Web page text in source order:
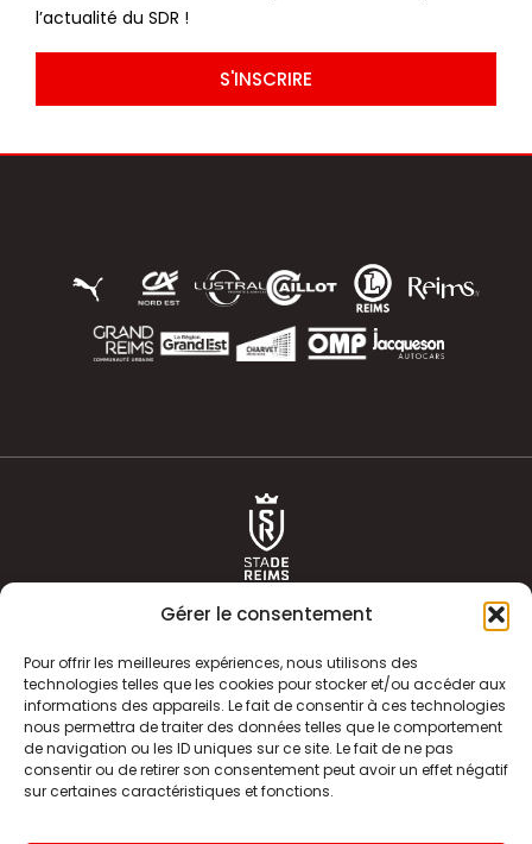
Gérer le consentement
Pour offrir les meilleures expériences, nous utilisons des
technologies telles que les cookies pour stocker et/ou accéder aux
informations des appareils. Le fait de consentir à ces technologies
nous permettra de traiter des données telles que le comportement
de navigation ou les ID uniques sur ce site. Le fait de ne pas
consentir ou de retirer son consentement peut avoir un effet négatif
sur certaines caractéristiques et fonctions.
l’actualité du SDR !
S'INSCRIRE
ACTUALITÉS
CLUB
HISTOIRE
ÉQUIPE PREMIERE